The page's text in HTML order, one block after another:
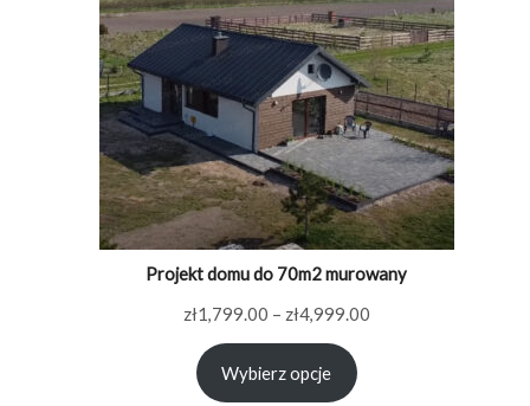
Projekt domu do 70m2 murowany
zł1,799.00 – zł4,999.00Zakres
Wybierz opcje